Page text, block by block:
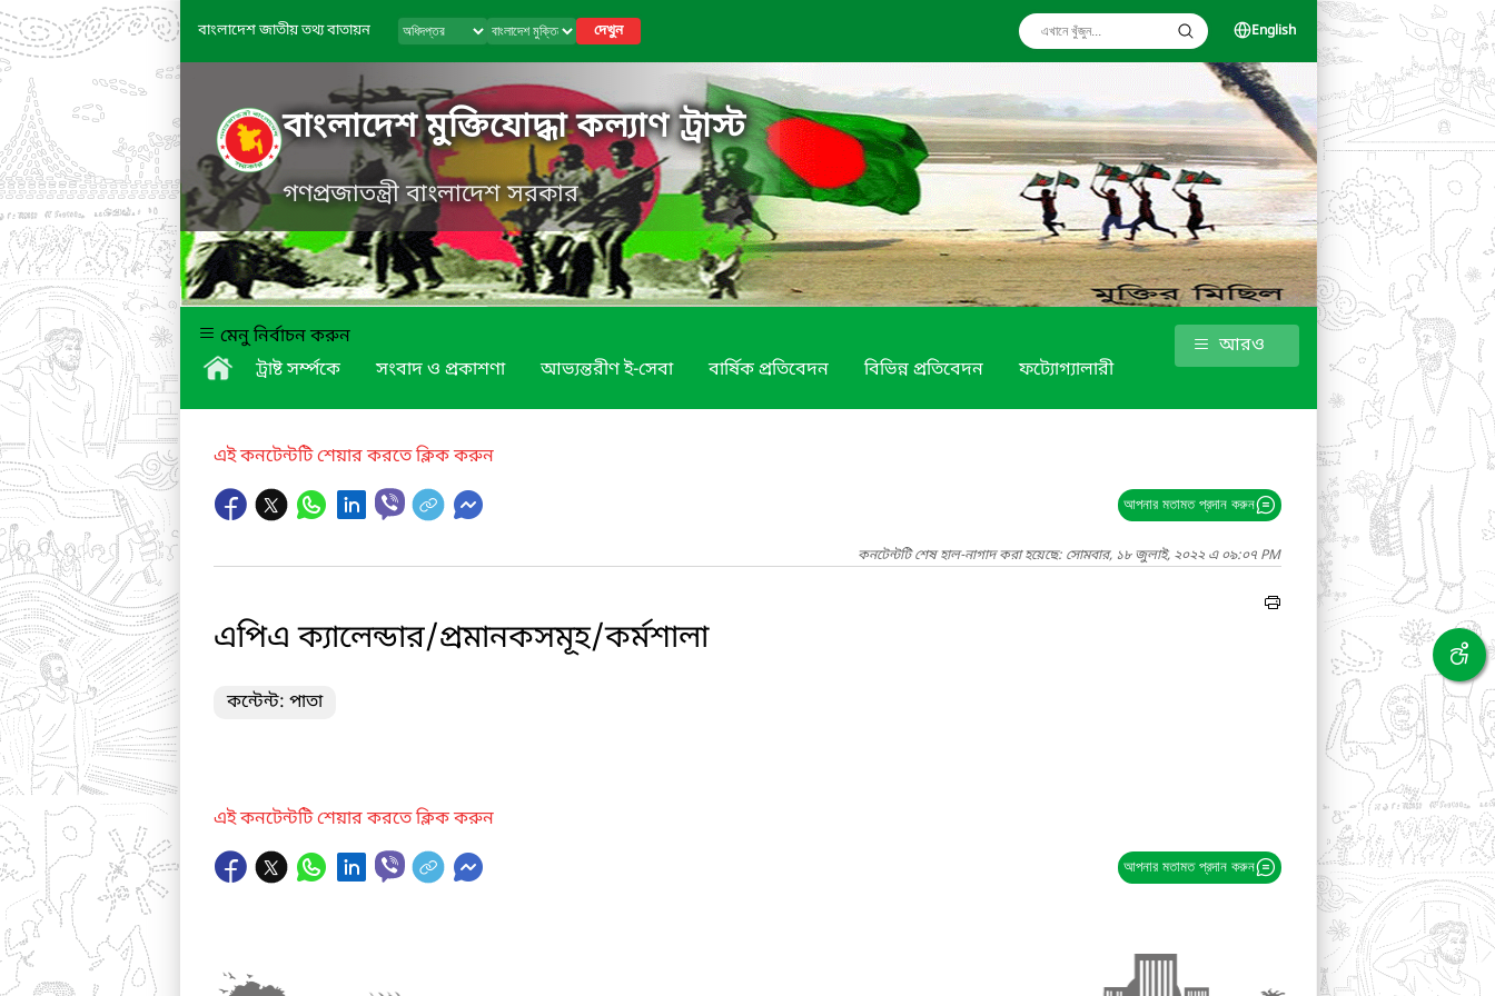
বাংলাদেশ জাতীয় তথ্য বাতায়ন দেখুন English
বাংলাদেশ মুক্তিযোদ্ধা কল্যাণ ট্রাস্ট
গণপ্রজাতন্ত্রী বাংলাদেশ সরকার
মেনু নির্বাচন করুন
ট্রাষ্ট সর্ম্পকে
সংবাদ ও প্রকাশণা আভ্যন্তরীণ ই-সেবা বার্ষিক প্রতিবেদন বিভিন্ন প্রতিবেদন ফট্যোগ্যালারী
আরও
এই কনটেন্টটি শেয়ার করতে ক্লিক করুন
আপনার মতামত প্রদান করুন
কনটেন্টটি শেষ হাল-নাগাদ করা হয়েছে: সোমবার, ১৮ জুলাই, ২০২২ এ ০৯:০৭ PM
এপিএ ক্যালেন্ডার/প্রমানকসমূহ/কর্মশালা
কন্টেন্ট: পাতা
এই কনটেন্টটি শেয়ার করতে ক্লিক করুন
আপনার মতামত প্রদান করুন